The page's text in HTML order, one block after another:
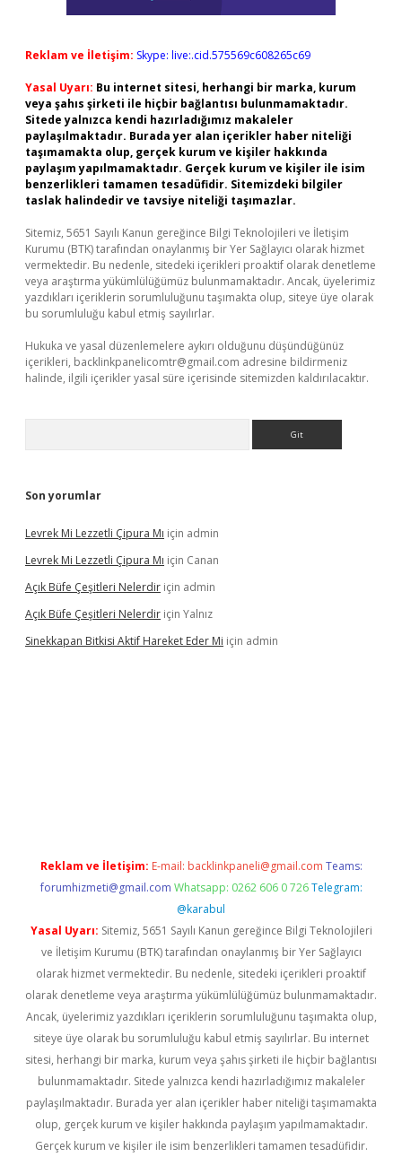
Reklam ve İletişim: Skype: live:.cid.575569c608265c69
Yasal Uyarı: Bu internet sitesi, herhangi bir marka, kurum
veya şahıs şirketi ile hiçbir bağlantısı bulunmamaktadır.
Sitede yalnızca kendi hazırladığımız makaleler
paylaşılmaktadır. Burada yer alan içerikler haber niteliği
taşımamakta olup, gerçek kurum ve kişiler hakkında
paylaşım yapılmamaktadır. Gerçek kurum ve kişiler ile isim
benzerlikleri tamamen tesadüfidir. Sitemizdeki bilgiler
taslak halindedir ve tavsiye niteliği taşımazlar.
Sitemiz, 5651 Sayılı Kanun gereğince Bilgi Teknolojileri ve İletişim
Kurumu (BTK) tarafından onaylanmış bir Yer Sağlayıcı olarak hizmet
vermektedir. Bu nedenle, sitedeki içerikleri proaktif olarak denetleme
veya araştırma yükümlülüğümüz bulunmamaktadır. Ancak, üyelerimiz
yazdıkları içeriklerin sorumluluğunu taşımakta olup, siteye üye olarak
bu sorumluluğu kabul etmiş sayılırlar.
Hukuka ve yasal düzenlemelere aykırı olduğunu düşündüğünüz
içerikleri, backlinkpanelicomtr@gmail.com adresine bildirmeniz
halinde, ilgili içerikler yasal süre içerisinde sitemizden kaldırılacaktır.
Son yorumlar
Levrek Mi Lezzetli Çipura Mı için admin
Levrek Mi Lezzetli Çipura Mı için Canan
Açık Büfe Çeşitleri Nelerdir için admin
Açık Büfe Çeşitleri Nelerdir için Yalnız
Sinekkapan Bitkisi Aktif Hareket Eder Mi için admin
Reklam ve İletişim: E-mail: backlinkpaneli@gmail.com Teams:
forumhizmeti@gmail.com Whatsapp: 0262 606 0 726 Telegram:
@karabul
Yasal Uyarı: Sitemiz, 5651 Sayılı Kanun gereğince Bilgi Teknolojileri
ve İletişim Kurumu (BTK) tarafından onaylanmış bir Yer Sağlayıcı
olarak hizmet vermektedir. Bu nedenle, sitedeki içerikleri proaktif
olarak denetleme veya araştırma yükümlülüğümüz bulunmamaktadır.
Ancak, üyelerimiz yazdıkları içeriklerin sorumluluğunu taşımakta olup,
siteye üye olarak bu sorumluluğu kabul etmiş sayılırlar. Bu internet
sitesi, herhangi bir marka, kurum veya şahıs şirketi ile hiçbir bağlantısı
bulunmamaktadır. Sitede yalnızca kendi hazırladığımız makaleler
paylaşılmaktadır. Burada yer alan içerikler haber niteliği taşımamakta
olup, gerçek kurum ve kişiler hakkında paylaşım yapılmamaktadır.
Gerçek kurum ve kişiler ile isim benzerlikleri tamamen tesadüfidir.